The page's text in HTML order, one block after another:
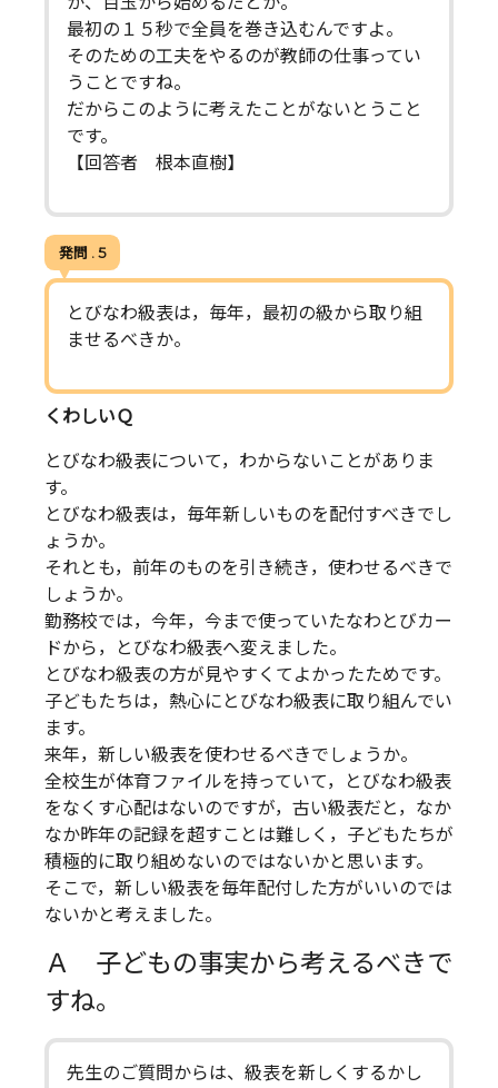
最初の１５秒で全員を巻き込むんですよ。
そのための工夫をやるのが教師の仕事ってい
うことですね。
だからこのように考えたことがないとうこと
です。
【回答者 根本直樹】
発問 . 5
とびなわ級表は，毎年，最初の級から取り組
ませるべきか。
くわしいＱ
とびなわ級表について，わからないことがありま
す。
とびなわ級表は，毎年新しいものを配付すべきでし
ょうか。
それとも，前年のものを引き続き，使わせるべきで
しょうか。
勤務校では，今年，今まで使っていたなわとびカー
ドから，とびなわ級表へ変えました。
とびなわ級表の方が見やすくてよかったためです。
子どもたちは，熱心にとびなわ級表に取り組んでい
ます。
来年，新しい級表を使わせるべきでしょうか。
全校生が体育ファイルを持っていて，とびなわ級表
をなくす心配はないのですが，古い級表だと，なか
なか昨年の記録を超すことは難しく，子どもたちが
積極的に取り組めないのではないかと思います。
そこで，新しい級表を毎年配付した方がいいのでは
ないかと考えました。
Ａ 子どもの事実から考えるべきで
すね。
先生のご質問からは、級表を新しくするかし